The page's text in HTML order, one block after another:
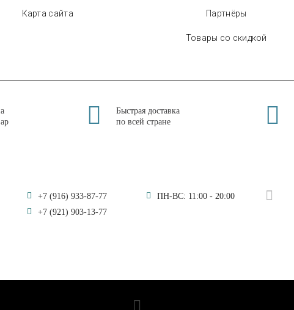
Карта сайта Партнёры
Товары со скидкой
Быстрая доставка
по всей стране
+7 (916) 933-87-77
+7 (921) 903-13-77
ПН-ВС: 11:00 - 20:00